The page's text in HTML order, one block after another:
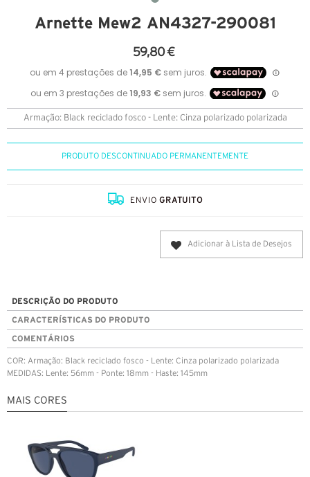
Arnette Mew2 AN4327-290081
59,80 €
Armação: Black reciclado fosco - Lente: Cinza polarizado polarizada
PRODUTO DESCONTINUADO PERMANENTEMENTE
ENVIOGRATUITO
Adicionar à Lista de Desejos
DESCRIÇÃO DO PRODUTO
CARACTERÍSTICAS DO PRODUTO
COMENTÁRIOS
COR: Armação: Black reciclado fosco - Lente: Cinza polarizado polarizada
MEDIDAS: Lente: 56mm - Ponte: 18mm - Haste: 145mm
MAIS CORES